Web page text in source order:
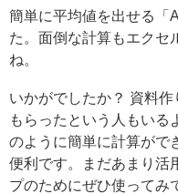
簡単に平均値を出せる「
た。面倒な計算もエクセ
ね。
いかがでしたか？ 資料
もらったという人もいる
のように簡単に計算がで
便利です。まだあまり活
プのためにぜひ使ってみ